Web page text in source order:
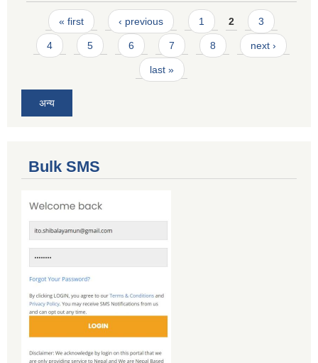
Pages
« first ‹ previous 1 2 3
4 5 6 7 8 next ›
last »
अन्य
Bulk SMS